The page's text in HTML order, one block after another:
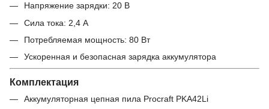
Напряжение зарядки: 20 В
Сила тока: 2,4 А
Потребляемая мощность: 80 Вт
Ускоренная и безопасная зарядка аккумулятора
Комплектация
Аккумуляторная цепная пила Procraft PKA42Li